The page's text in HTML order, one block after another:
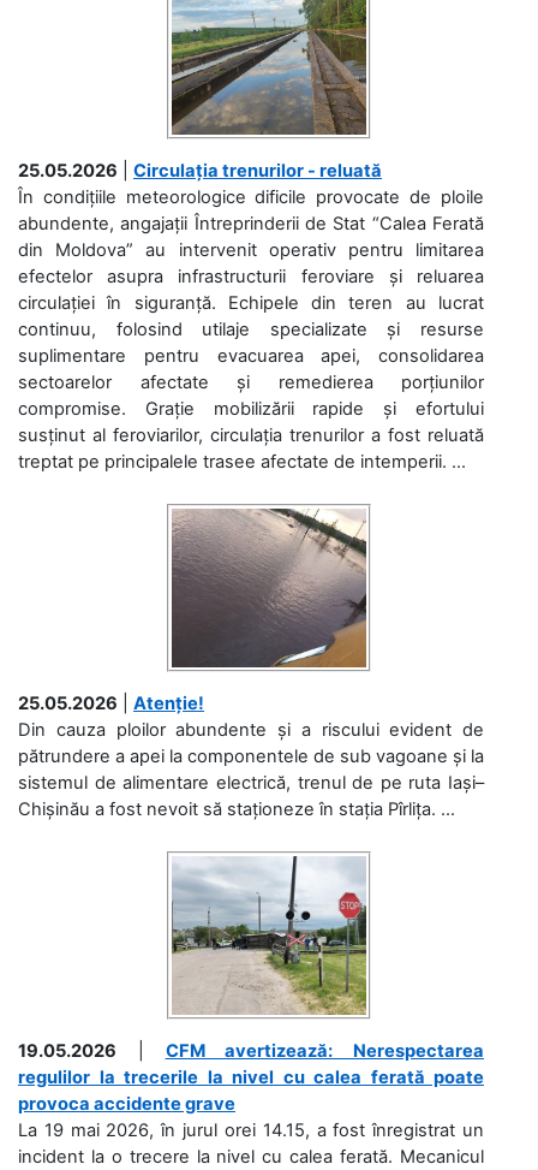
25.05.2026
Circulația trenurilor - reluată
În condițiile meteorologice dificile provocate de ploile
abundente, angajații Întreprinderii de Stat “Calea Ferată
din Moldova” au intervenit operativ pentru limitarea
efectelor asupra infrastructurii feroviare și reluarea
circulației în siguranță. Echipele din teren au lucrat
continuu, folosind utilaje specializate și resurse
suplimentare pentru evacuarea apei, consolidarea
sectoarelor afectate și remedierea porțiunilor
compromise. Grație mobilizării rapide și efortului
susținut al feroviarilor, circulația trenurilor a fost reluată
treptat pe principalele trasee afectate de intemperii. ...
25.05.2026
Atenție!
Din cauza ploilor abundente și a riscului evident de
pătrundere a apei la componentele de sub vagoane și la
sistemul de alimentare electrică, trenul de pe ruta Iași–
Chișinău a fost nevoit să staționeze în stația Pîrlița. ...
19.05.2026
CFM avertizează: Nerespectarea
regulilor la trecerile la nivel cu calea ferată poate
provoca accidente grave
La 19 mai 2026, în jurul orei 14.15, a fost înregistrat un
incident la o trecere la nivel cu calea ferată. Mecanicul